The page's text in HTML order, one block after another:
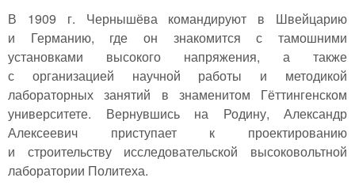
В 1909 г. Чернышёва командируют в Швейцарию
и Германию, где он знакомится с тамошними
установками высокого напряжения, а также
с организацией научной работы и методикой
лабораторных занятий в знаменитом Гёттингенском
университете. Вернувшись на Родину, Александр
Алексеевич приступает к проектированию
и строительству исследовательской высоковольтной
лаборатории Политеха.